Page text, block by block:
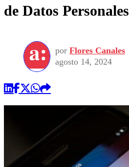
de Datos Personales
por Flores Canales
agosto 14, 2024